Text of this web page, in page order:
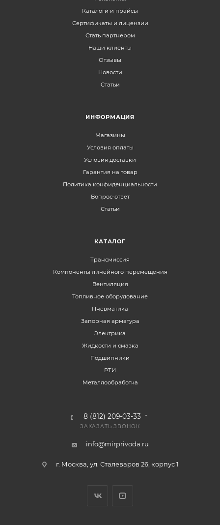
Каталоги и прайсы
Сертификаты и лицензии
Стать партнером
Наши клиенты
Отзывы
Новости
Статьи
ИНФОРМАЦИЯ
Магазины
Условия оплаты
Условия доставки
Гарантия на товар
Политика конфиденциальности
Вопрос-ответ
Статьи
КАТАЛОГ
Трансмиссия
Компоненты линейного перемещения
Вентиляция
Топливное оборудование
Пневматика
Запорная арматура
Электрика
Жидкости и смазка
Подшипники
РТИ
Металлообработка
8 (812) 209-03-33
ЗАКАЗАТЬ ЗВОНОК
info@mirprivoda.ru
г. Москва, ул. Сталеваров 26, корпус 1